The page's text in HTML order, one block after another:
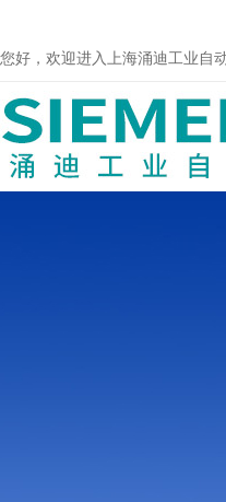
您好，欢迎进入上海涌迪工业自